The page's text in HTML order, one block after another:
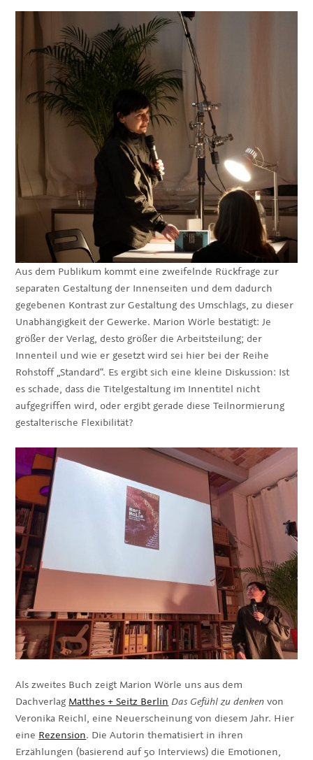
Aus dem Publikum kommt eine zweifelnde Rückfrage zur
separaten Gestaltung der Innenseiten und dem dadurch
gegebenen Kontrast zur Gestaltung des Umschlags, zu dieser
Unabhängigkeit der Gewerke. Marion Wörle bestätigt: Je
größer der Verlag, desto größer die Arbeitsteilung; der
Innenteil und wie er gesetzt wird sei hier bei der Reihe
Rohstoff „Standard“. Es ergibt sich eine kleine Diskussion: Ist
es schade, dass die Titelgestaltung im Innentitel nicht
aufgegriffen wird, oder ergibt gerade diese Teilnormierung
gestalterische Flexibilität?
Als zweites Buch zeigt Marion Wörle uns aus dem
Dachverlag Matthes + Seitz Berlin Das Gefühl zu denken von
Veronika Reichl, eine Neuerscheinung von diesem Jahr. Hier
eine Rezension. Die Autorin thematisiert in ihren
Erzählungen (basierend auf 50 Interviews) die Emotionen,